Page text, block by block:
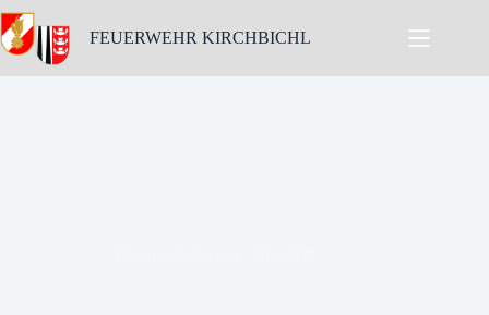
Skip
to
content
FEUERWEHR KIRCHBICHL